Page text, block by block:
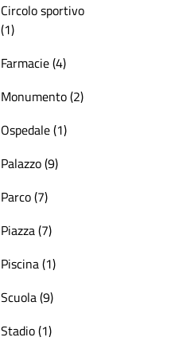
Circolo sportivo
(1)
Farmacie (4)
Monumento (2)
Ospedale (1)
Palazzo (9)
Parco (7)
Piazza (7)
Piscina (1)
Scuola (9)
Stadio (1)